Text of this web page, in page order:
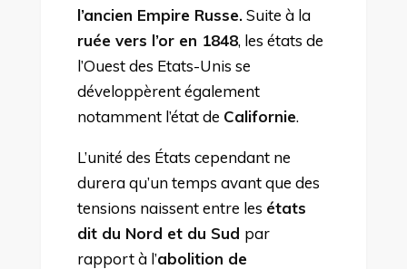
l’ancien Empire Russe.Suite à la
ruée vers l’or en 1848, les états de
l’Ouest des Etats-Unis se
développèrent également
notamment l’état de Californie.
L’unité des États cependant ne
durera qu’un temps avant que des
tensions naissent entre les états
dit du Nord et du Sud par
rapport à l’abolition de